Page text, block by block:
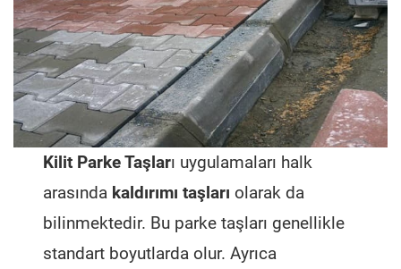
Kilit Parke Taşları uygulamaları halk
arasında kaldırımı taşları olarak da
bilinmektedir. Bu parke taşları genellikle
standart boyutlarda olur. Ayrıca